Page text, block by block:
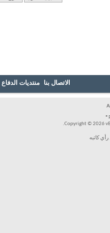
منتديات الدفاع عن الصحابة الأرشيف